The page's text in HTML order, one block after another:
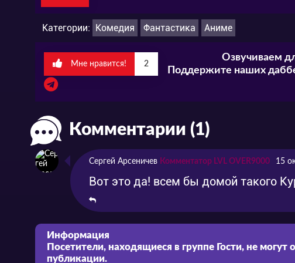
Категории: Комедия Фантастика Аниме
Мне нравится! 2
Озвучиваем
Поддержите наших
Комментарии (1)
Сергей Арсеничев Комментатор LVL OVER9000 15
Вот это да! всем бы домой такого
Информация
Посетители, находящиеся в группе Гости, не могут
публикации.